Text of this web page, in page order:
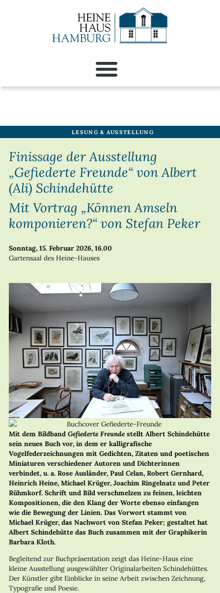
LESUNG & AUSSTELLUNG
Finissage der Ausstellung
„Gefiederte Freunde“ von Albert
(Ali) Schindehütte
Mit Vortrag „Können Amseln
komponieren?“ von Stefan Peker
Sonntag, 15. Februar 2026, 16.00
Gartensaal des Heine-Hauses
Mit dem Bildband Gefiederte Freunde stellt Albert Schindehütte
sein neues Buch vor, in dem er kalligrafische
Vogelfederzeichnungen mit Gedichten, Zitaten und poetischen
Miniaturen verschiedener Autoren und Dichterinnen
verbindet, u. a. Rose Ausländer, Paul Celan, Robert Gernhard,
Heinrich Heine, Michael Krüger, Joachim Ringelnatz und Peter
Rühmkorf. Schrift und Bild verschmelzen zu feinen, leichten
Kompositionen, die den Klang der Worte ebenso einfangen
wie die Bewegung der Linien. Das Vorwort stammt von
Michael Krüger, das Nachwort von Stefan Peker; gestaltet hat
Albert Schindehütte das Buch zusammen mit der Graphikerin
Barbara Kloth.
Begleitend zur Buchpräsentation zeigt das Heine-Haus eine
kleine Ausstellung ausgewählter Originalarbeiten Schindehüttes.
Der Künstler gibt Einblicke in seine Arbeit zwischen Zeichnung,
Typografie und Poesie.